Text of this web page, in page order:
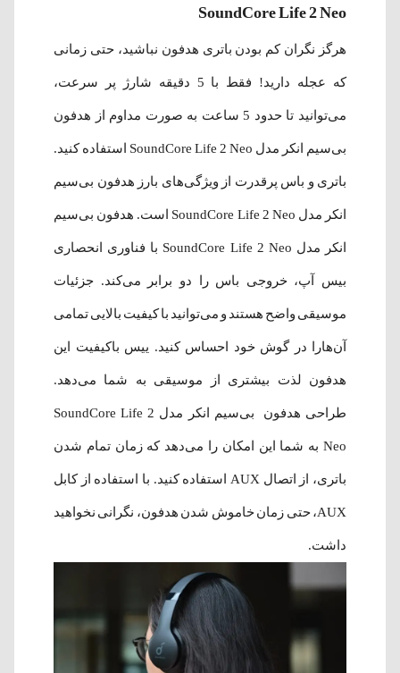
SoundCore Life 2 Neo
هرگز نگران کم بودن باتری هدفون نباشید، حتی زمانی
که عجله دارید! فقط با 5 دقیقه شارژ پر سرعت،
می‌توانید تا حدود 5 ساعت به صورت مداوم از هدفون
بی‌سیم انکر مدل SoundCore Life 2 Neo استفاده کنید.
باتری و باس پرقدرت از ویژگی‌های بارز هدفون بی‌سیم
انکر مدل SoundCore Life 2 Neo است. هدفون بی‌سیم
انکر مدل SoundCore Life 2 Neo با فناوری انحصاری
بیس آپ، خروجی باس را دو برابر می‌کند. جزئیات
موسیقی واضح هستند و می‌توانید با کیفیت بالایی تمامی
آن‌هارا در گوش خود احساس کنید. ییس با‌کیفیت این
هدفون لذت بیشتری از موسیقی به شما می‌دهد.
طراحی هدفون بی‌سیم انکر مدل SoundCore Life 2
Neo به شما این امکان را می‌دهد که زمان تمام شدن
باتری، از اتصال AUX استفاده کنید. با استفاده از کابل
AUX، حتی زمان خاموش شدن هدفون، نگرانی نخواهید
داشت.